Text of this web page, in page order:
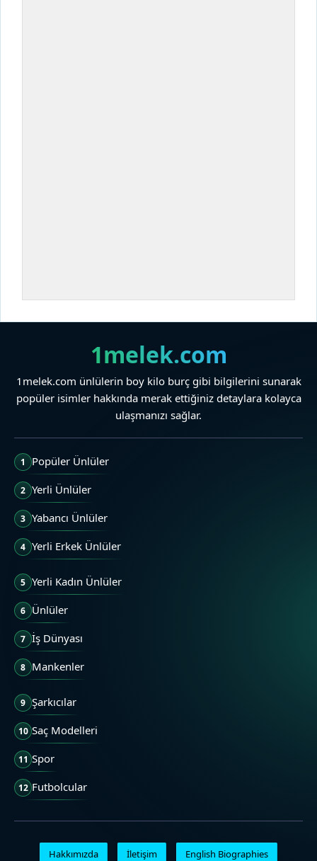
1melek.com
1melek.com ünlülerin boy kilo burç gibi bilgilerini sunarak
popüler isimler hakkında merak ettiğiniz detaylara kolayca
ulaşmanızı sağlar.
1 Popüler Ünlüler
2 Yerli Ünlüler
3 Yabancı Ünlüler
4 Yerli Erkek Ünlüler
5 Yerli Kadın Ünlüler
6 Ünlüler
7 İş Dünyası
8 Mankenler
9 Şarkıcılar
10 Saç Modelleri
11 Spor
12 Futbolcular
Hakkımızda İletişim English Biographies